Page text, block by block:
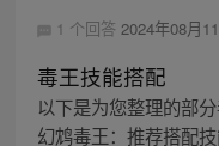
1 个回答 2024年08月
毒王技能搭配
以下是为您整理的部
幻鸩毒王：推荐搭配